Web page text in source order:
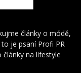
články o módě,
je psaní Profi PR
na lifestyle